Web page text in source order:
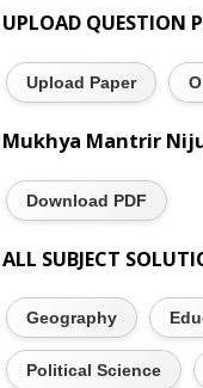
UPLOAD QUESTION
Upload Paper
Mukhya Mantrir
Download PDF
ALL SUBJECT
Geography
Political Science